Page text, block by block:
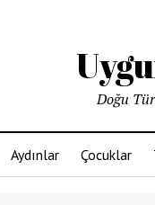
Doğu
Aydınlar Çocuklar